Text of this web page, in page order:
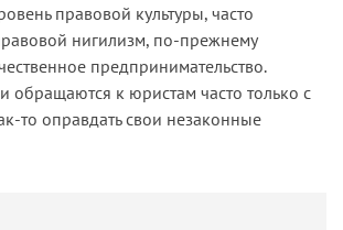
правовой культуры, часто
нигилизм, по-прежнему
предпринимательство.
обращаются к юристам часто только с
то оправдать свои незаконные